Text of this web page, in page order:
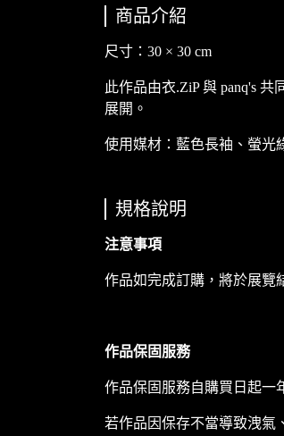
商品介紹
尺寸：30 × 30 cm
此作品由衣.ZiP 與 panq's
展開。
使用媒材：藍色長袖、螢光
規格說明
注意事項
作品如完成訂購，將於展覽
作品保固服務
作品保固服務自購買日起一
若作品因保存不當導致洩氣